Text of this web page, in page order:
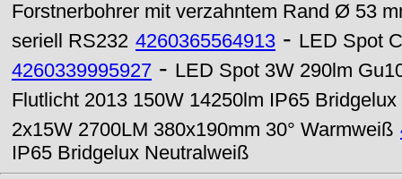
Forstnerbohrer mit verzahntem Rand Ø 53
seriell RS232 4260365564913 - LED Spot
4260339995927 - LED Spot 3W 290lm
Flutlicht 2013 150W 14250lm IP65
2x15W 2700LM 380x190mm 30° Warmweiß
IP65 Bridgelux Neutralweiß